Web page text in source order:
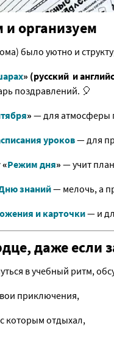
организуем
было уютно и
» (русский и
поздравлений. 🎈
» — для атмосферы
уроков— для
Режим дня» — учит
знаний— мелочь, а
и карточки— и
даже если
в учебный ритм,
приключения,
которым отдыхал,